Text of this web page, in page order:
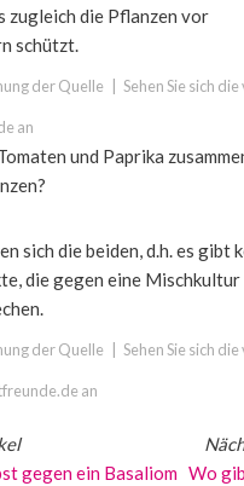
zugleich die Pflanzen vor
schützt.
der Quelle Sehen Sie sich
an
und Paprika
sich die beiden, d.h. es gibt
die gegen eine Mischkultur
der Quelle Sehen Sie sich
an
gegen ein Basaliom Wo